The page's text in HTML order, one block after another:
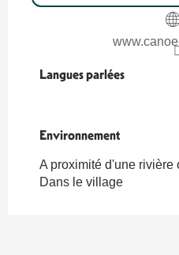
Langues parlées
Langues parlées
Environnement
Environnement
A proximité d'une rivière
Dans le village